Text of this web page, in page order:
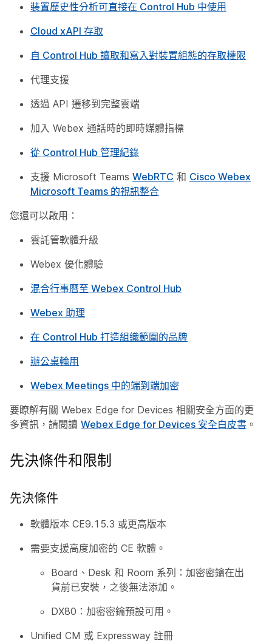
裝置歷史性分析可直接在 Control Hub 中使用
Cloud xAPI 存取
自 Control Hub 讀取和寫入對裝置組態的存取權限
代理支援
透過 API 遷移到完整雲端
加入 Webex 通話時的即時媒體指標
從 Control Hub 管理紀錄
支援 Microsoft Teams WebRTC 和 Cisco Webex
Microsoft Teams 的視訊整合
您還可以啟用：
雲託管軟體升級
Webex 優化體驗
混合行事曆至 Webex Control Hub
Webex 助理
在 Control Hub 打造組織範圍的品牌
辦公桌輪用
Webex Meetings 中的端到端加密
要瞭解有關 Webex Edge for Devices 相關安全方面的更
多資訊，請閱讀 Webex Edge for Devices 安全白皮書 。
先決條件和限制
先決條件
軟體版本 CE9.15.3 或更高版本
需要支援高度加密的 CE 軟體。
Board、Desk 和 Room 系列：加密密鑰在出
貨前已安裝，之後無法添加。
DX80：加密密鑰預設可用。
Unified CM 或 Expressway 註冊